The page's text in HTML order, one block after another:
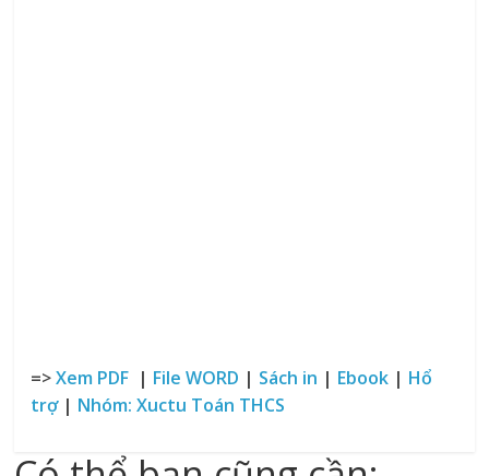
=>Xem PDF | File WORD | Sách in | Ebook | Hổ
trợ| Nhóm: Xuctu Toán THCS